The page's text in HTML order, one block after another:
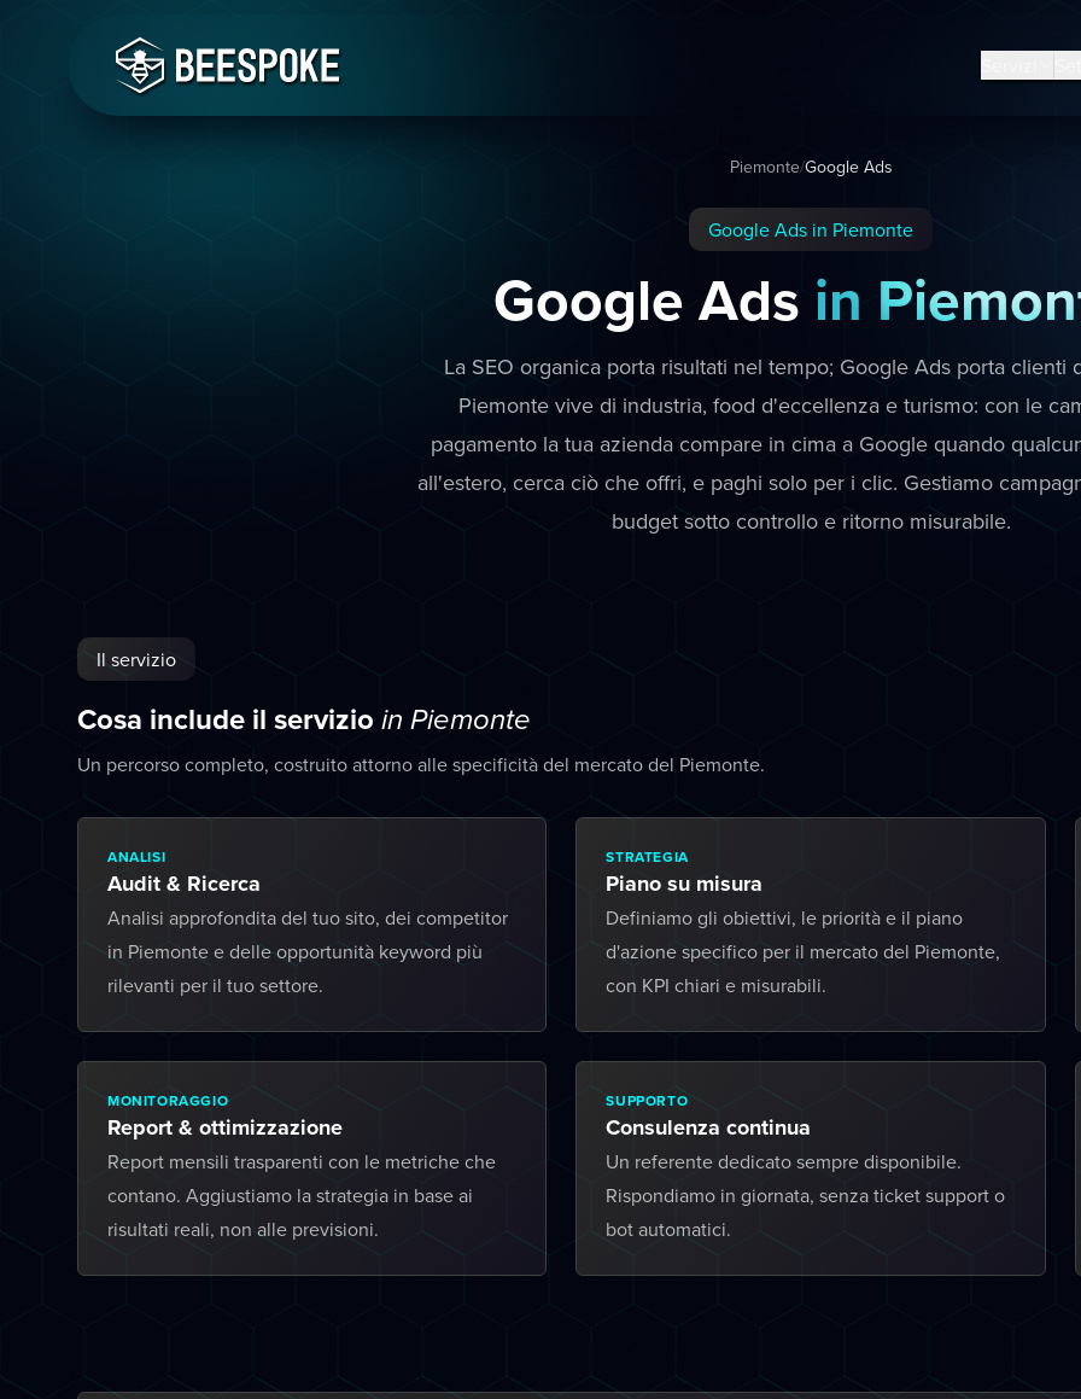
Piemonte/Google Ads
Google Ads in Piemonte
Google Ads in
La SEO organica porta risultati nel tempo; Google Ads porta clienti
Piemonte vive di industria, food d'eccellenza e turismo: con le
pagamento la tua azienda compare in cima a Google quando
all'estero, cerca ciò che offri, e paghi solo per i clic. Gestiamo
budget sotto controllo e ritorno misurabile.
Il servizio
Cosa include il servizio in Piemonte
Un percorso completo, costruito attorno alle specificità del mercato del Piemonte.
ANALISI
Audit & Ricerca
Analisi approfondita del tuo sito, dei competitor
in Piemonte e delle opportunità keyword più
rilevanti per il tuo settore.
STRATEGIA
Piano su misura
Definiamo gli obiettivi, le priorità e il piano
d'azione specifico per il mercato del Piemonte,
con KPI chiari e misurabili.
MONITORAGGIO
Report & ottimizzazione
Report mensili trasparenti con le metriche che
contano. Aggiustiamo la strategia in base ai
risultati reali, non alle previsioni.
SUPPORTO
Consulenza continua
Un referente dedicato sempre disponibile.
Rispondiamo in giornata, senza ticket support o
bot automatici.